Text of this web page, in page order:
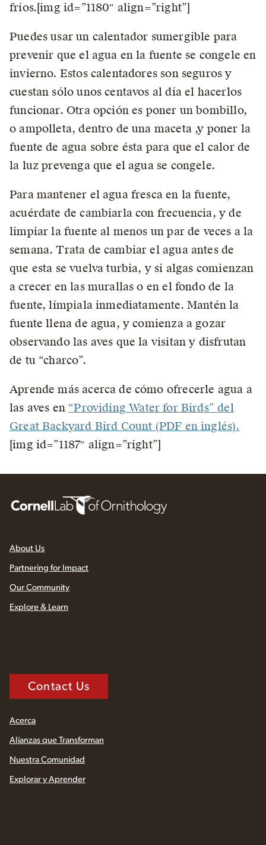
fríos.[img id=”1180″ align=”right”]
Puedes usar un calentador sumergible para
prevenir que el agua en la fuente se congele en
invierno. Estos calentadores son seguros y
cuestan sólo unos centavos al día el hacerlos
funcionar. Otra opción es poner un bombillo,
o ampolleta, dentro de una maceta ,y poner la
fuente de agua sobre ésta para que el calor de
la luz prevenga que el agua se congele.
Para mantener el agua fresca en la fuente,
acuérdate de cambiarla con frecuencia, y de
limpiar la fuente al menos un par de veces a la
semana. Trata de cambiar el agua antes de
que esta se vuelva turbia, y si algas comienzan
a crecer en las murallas o en el fondo de la
fuente, límpiala inmediatamente. Mantén la
fuente llena de agua, y comienza a gozar
observando las aves que la visitan y disfrutan
de tu “charco”.
Aprende más acerca de cómo ofrecerle agua a
las aves en “Providing Water for Birds” del
Great Backyard Bird Count (PDF en inglés).
[img id=”1187″ align=”right”]
About Us
Partnering for Impact
Our Community
Explore & Learn
Contact Us
Acerca
Alianzas que Transforman
Nuestra Comunidad
Explorar y Aprender